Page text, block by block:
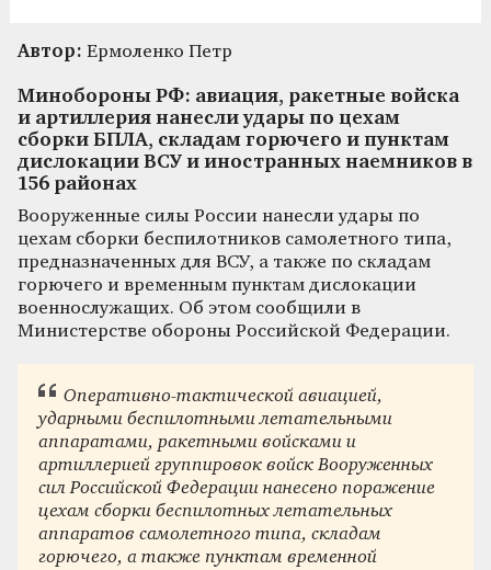
Автор: Ермоленко Петр
Минобороны РФ: авиация, ракетные войска
и артиллерия нанесли удары по цехам
сборки БПЛА, складам горючего и пунктам
дислокации ВСУ и иностранных наемников в
156 районах
Вооруженные силы России нанесли удары по
цехам сборки беспилотников самолетного типа,
предназначенных для ВСУ, а также по складам
горючего и временным пунктам дислокации
военнослужащих. Об этом сообщили в
Министерстве обороны Российской Федерации.
Оперативно-тактической авиацией,
ударными беспилотными летательными
аппаратами, ракетными войсками и
артиллерией группировок войск Вооруженных
сил Российской Федерации нанесено поражение
цехам сборки беспилотных летательных
аппаратов самолетного типа, складам
горючего, а также пунктам временной